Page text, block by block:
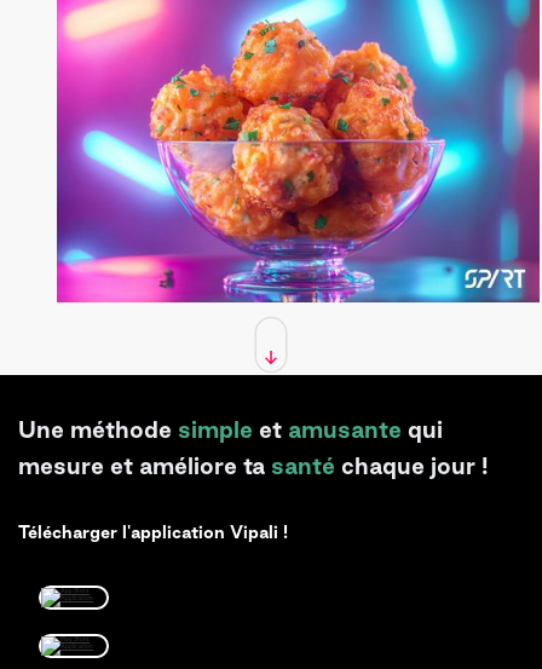
Une méthode simple et amusante qui
mesure et améliore ta santé chaque jour !
Télécharger l'application Vipali !